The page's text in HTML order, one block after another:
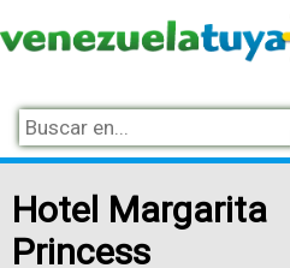
Hotel Margarita
Princess